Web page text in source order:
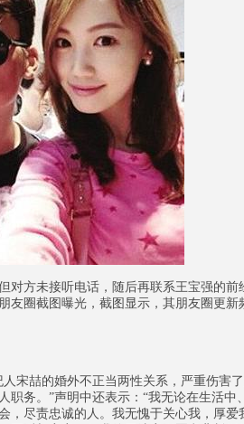
方未接听电话，随后再联系王宝强的前
友圈截图曝光，截图显示，其朋友圈更新
喆的婚外不正当两性关系，严重伤害
务。”声明中还表示：“我无论在生活中
尽责忠诚的人。我无愧于关心我，厚爱